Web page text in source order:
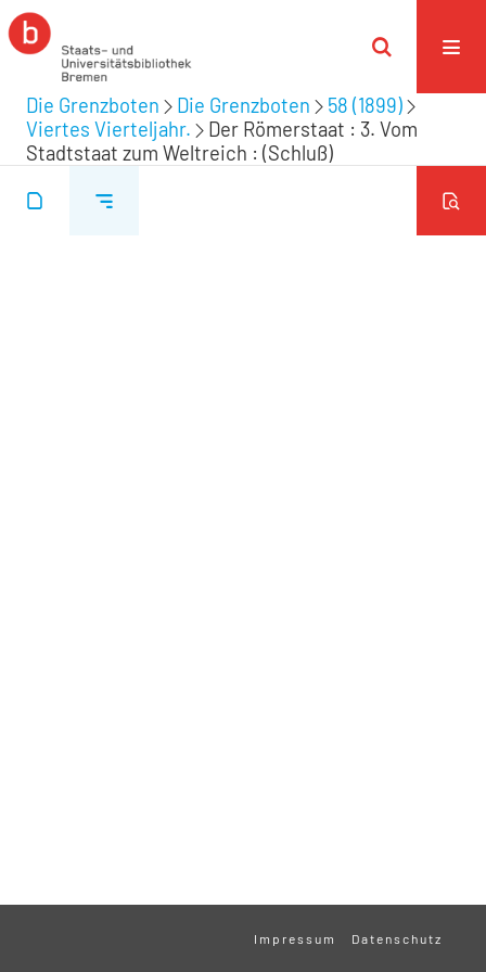
Die Grenzboten Die Grenzboten
58 (1899)
Viertes Vierteljahr.
Der Römerstaat : 3. Vom
Stadtstaat zum Weltreich : (Schluß)
Impressum Datenschutz